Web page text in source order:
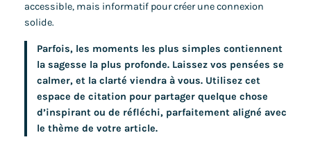
accessible, mais informatif pour créer une connexion
solide.
Parfois, les moments les plus simples contiennent
la sagesse la plus profonde. Laissez vos pensées se
calmer, et la clarté viendra à vous. Utilisez cet
espace de citation pour partager quelque chose
d’inspirant ou de réfléchi, parfaitement aligné avec
le thème de votre article.